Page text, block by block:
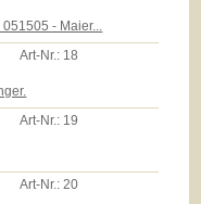
- Maier...
Art-Nr.: 18
Art-Nr.: 19
Art-Nr.:20